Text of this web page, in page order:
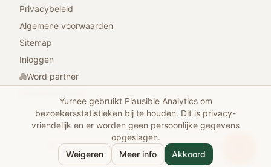
Privacybeleid
Algemene voorwaarden
Sitemap
Inloggen
Word partner
© 2026 Yurnee. Alle rechten voorbehouden.
Gemaakt met
voor reizigers
Yurnee gebruikt Plausible Analytics om
bezoekersstatistieken bij te houden. Dit is privacy-
vriendelijk en er worden geen persoonlijke gegevens
opgeslagen.
Weigeren
Meer info Akkoord